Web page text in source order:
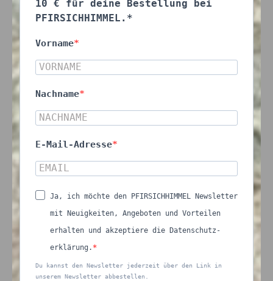
10 € für deine Bestellung bei
PFIRSICHHIMMEL.*
Vorname
Nachname
E-Mail-Adresse
Ja, ich möchte den PFIRSICHHIMMEL Newsletter
mit Neuigkeiten, Angeboten und Vorteilen
erhalten und akzeptiere die Datenschutz-
erklärung.
Du kannst den Newsletter jederzeit über den Link in
unserem Newsletter abbestellen.